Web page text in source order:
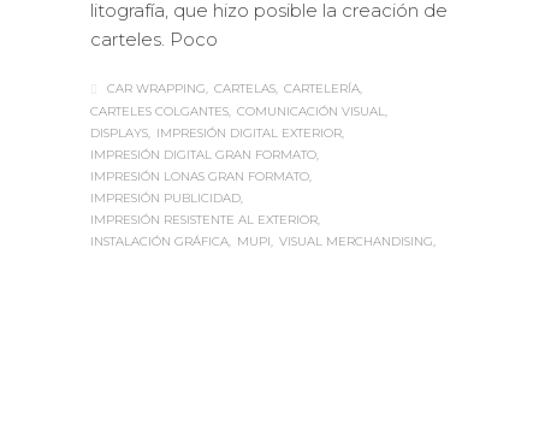
litografía, que hizo posible la creación de
carteles. Poco
CAR WRAPPING CARTELAS CARTELERÍA
CARTELES COLGANTES COMUNICACIÓN VISUAL
DISPLAYS
IMPRESIÓN DIGITAL EXTERIOR
IMPRESIÓN DIGITAL GRAN FORMATO
IMPRESIÓN LONAS GRAN FORMATO
IMPRESIÓN PUBLICIDAD
IMPRESIÓN RESISTENTE AL EXTERIOR
INSTALACIÓN GRÁFICA
MUPI VISUAL MERCHANDISING